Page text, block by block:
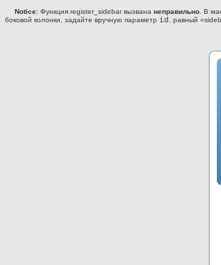
Notice: Функция register_sidebar вызвана неправильно. В
боковой колонки, задайте вручную параметр id , равный